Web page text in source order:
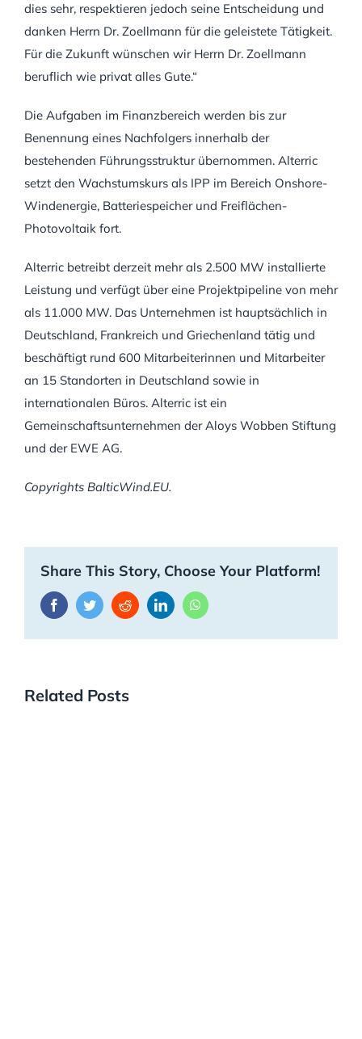
dies sehr, respektieren jedoch seine Entscheidung und
danken Herrn Dr. Zoellmann für die geleistete Tätigkeit.
Für die Zukunft wünschen wir Herrn Dr. Zoellmann
beruflich wie privat alles Gute.“
Die Aufgaben im Finanzbereich werden bis zur
Benennung eines Nachfolgers innerhalb der
bestehenden Führungsstruktur übernommen. Alterric
setzt den Wachstumskurs als IPP im Bereich Onshore-
Windenergie, Batteriespeicher und Freiflächen-
Photovoltaik fort.
Alterric betreibt derzeit mehr als 2.500 MW installierte
Leistung und verfügt über eine Projektpipeline von mehr
als 11.000 MW. Das Unternehmen ist hauptsächlich in
Deutschland, Frankreich und Griechenland tätig und
beschäftigt rund 600 Mitarbeiterinnen und Mitarbeiter
an 15 Standorten in Deutschland sowie in
internationalen Büros. Alterric ist ein
Gemeinschaftsunternehmen der Aloys Wobben Stiftung
und der EWE AG.
Copyrights BalticWind.EU.
Share This Story, Choose Your Platform!
FacebookTwitterRedditLinkedInWhatsApp
Related Posts